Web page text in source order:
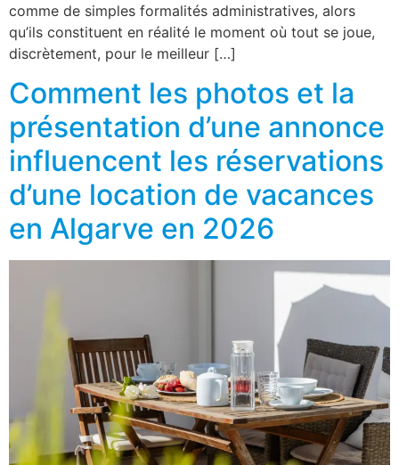
comme de simples formalités administratives, alors
qu’ils constituent en réalité le moment où tout se joue,
discrètement, pour le meilleur […]
Comment les photos et la
présentation d’une annonce
influencent les réservations
d’une location de vacances
en Algarve en 2026